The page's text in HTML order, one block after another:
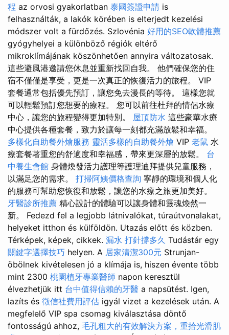
程 az orvosi gyakorlatban 泰國簽證申請 is
felhasználták, a lakók körében is elterjedt kezelési
módszer volt a fürdőzés. Szlovénia 好用的SEO軟體推薦
gyógyhelyei a különböző régiók eltérő
mikroklímájának köszönhetően annyira változatosak.
這些避風港邀請您休息並重新找回自我。 他們確保您的住
宿不僅僅是享受，更是一次真正的恢復活力的旅程。 VIP
套餐通常包括優先預訂，讓您免去漫長的等待。 這樣您就
可以輕鬆預訂您想要的療程。 您可以前往杜拜的情侶水療
中心，讓您的旅程變得更加特別。 屋頂防水 這些豪華水療
中心提供各種套餐，致力於讓每一刻都充滿放鬆和幸福。
多樣化自助餐外燴服務 靈活多樣的自助餐外燴 VIP 老鼠 水
療套餐著重您的舒適度和幸福感，帶來更深層的放鬆。 台
中養生會館 身體煥發活力護理等護理迪拜提供兒童服務，
以滿足您的需求。 打掃阿姨價格查詢 寧靜的環境和個人化
的服務可幫助您恢復和放鬆，讓您的水療之旅更加美好。
牙醫診所推薦 精心設計的體驗可以讓身體和靈魂煥然一
新。 Fedezd fel a legjobb látnivalókat, túraútvonalakat,
helyeket itthon és külföldön. Utazás előtt és közben.
Térképek, képek, cikkek. 漏水 打針撐多久 Tudástár egy
關鍵字選擇技巧 helyen. A 居家清潔300元 Strunjan-
öbölnek kivételesen jó a klímája is, hiszen évente több
mint 2300 桃園植牙專業醫師 napon keresztül
élvezhetjük itt 台中值得信賴的牙醫 a napsütést. Igen,
lazíts és 徵信社費用評估 igyál vizet a kezelések után. A
megfelelő VIP spa csomag kiválasztása döntő
fontosságú ahhoz, 毛孔粗大的有效解決方案，重拾光滑肌